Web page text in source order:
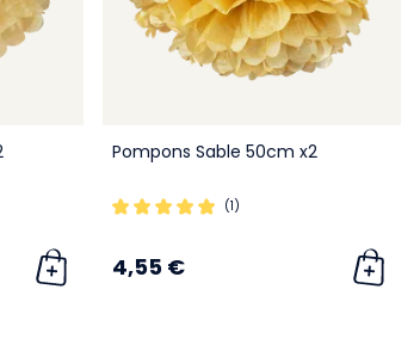
Pompons Sable 50cm x2
(1)
4,55 €